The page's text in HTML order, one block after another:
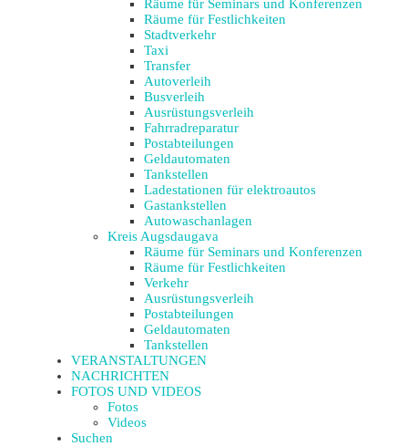
Räume für Seminars und Konferenzen
Räume für Festlichkeiten
Stadtverkehr
Taxi
Transfer
Autoverleih
Busverleih
Ausrüstungsverleih
Fahrradreparatur
Postabteilungen
Geldautomaten
Tankstellen
Ladestationen für elektroautos
Gastankstellen
Autowaschanlagen
Kreis Augsdaugava
Räume für Seminars und Konferenzen
Räume für Festlichkeiten
Verkehr
Ausrüstungsverleih
Postabteilungen
Geldautomaten
Tankstellen
VERANSTALTUNGEN
NACHRICHTEN
FOTOS UND VIDEOS
Fotos
Videos
Suchen